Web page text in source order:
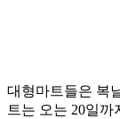
대형마트들은 복
트는 오는 20일